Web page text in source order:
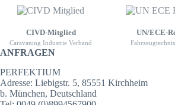
CIVD-Mitglied
Caravaning Industrie Verband
UN/ECE-
ANFRAGEN
PERFEKTIUM
Adresse: Liebigstr. 5, 85551 Kirchheim
b. München, Deutschland